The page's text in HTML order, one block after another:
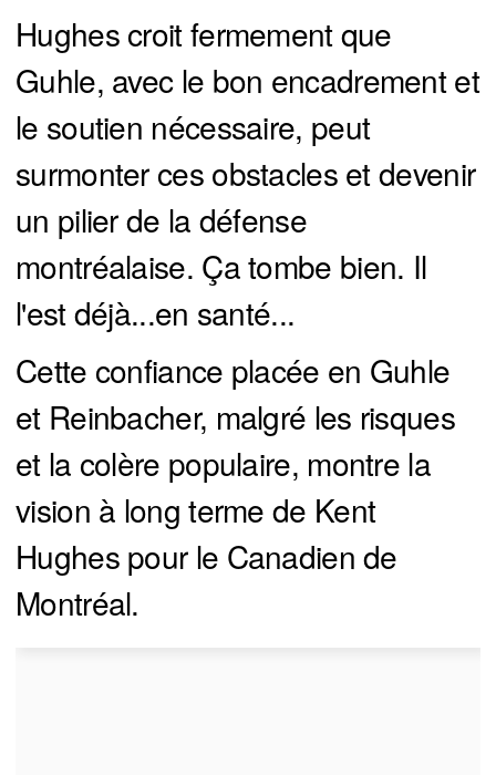
Hughes croit fermement que
Guhle, avec le bon encadrement et
le soutien nécessaire, peut
surmonter ces obstacles et devenir
un pilier de la défense
montréalaise. Ça tombe bien. Il
l'est déjà...en santé...
Cette confiance placée en Guhle
et Reinbacher, malgré les risques
et la colère populaire, montre la
vision à long terme de Kent
Hughes pour le Canadien de
Montréal.